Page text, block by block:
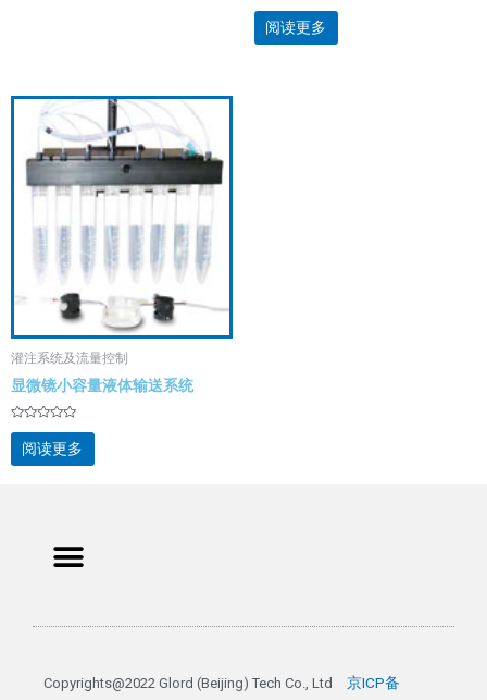
评
分
&sol;
阅读更多
灌注系统及流量控制
显微镜小容量液体输送系统
评
分
&sol;
阅读更多
Menu
Copyrights@2022 Glord (Beijing) Tech Co., Ltd 京ICP备